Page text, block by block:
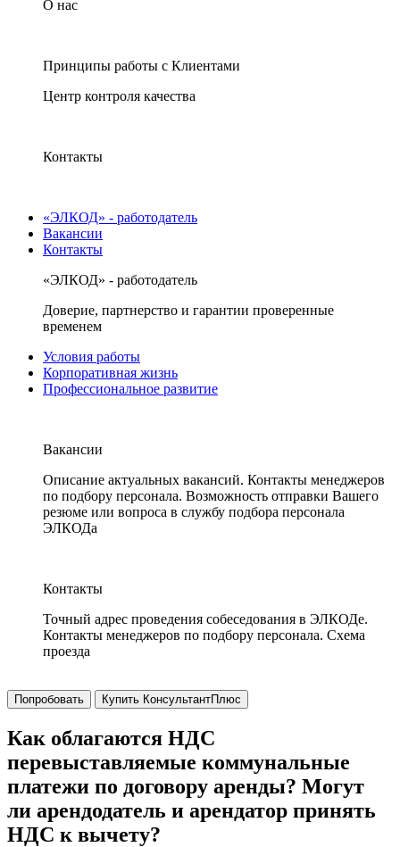
О нас
Принципы работы с Клиентами
Центр контроля качества
Контакты
«ЭЛКОД» - работодатель
Вакансии
Контакты
«ЭЛКОД» - работодатель
Доверие, партнерство и гарантии проверенные
временем
Условия работы
Корпоративная жизнь
Профессиональное развитие
Вакансии
Описание актуальных вакансий. Контакты менеджеров
по подбору персонала. Возможность отправки Вашего
резюме или вопроса в службу подбора персонала
ЭЛКОДа
Контакты
Точный адрес проведения собеседования в ЭЛКОДе.
Контакты менеджеров по подбору персонала. Схема
проезда
Попробовать Купить КонсультантПлюс
Как облагаются НДС
перевыставляемые коммунальные
платежи по договору аренды? Могут
ли арендодатель и арендатор принять
НДС к вычету?